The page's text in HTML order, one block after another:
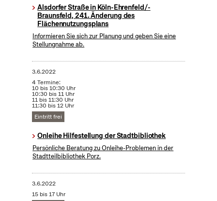
Alsdorfer Straße in Köln-Ehrenfeld/-
Braunsfeld, 241. Änderung des
Flächennutzungsplans
Informieren Sie sich zur Planung und geben Sie eine
Stellungnahme ab.
3.6.2022
4 Termine:
10 bis 10:30 Uhr
10:30 bis 11 Uhr
11 bis 11:30 Uhr
11:30 bis 12 Uhr
Eintritt frei
Onleihe Hilfestellung der Stadtbibliothek
Persönliche Beratung zu Onleihe-Problemen in der
Stadtteilbibliothek Porz.
3.6.2022
15 bis 17 Uhr